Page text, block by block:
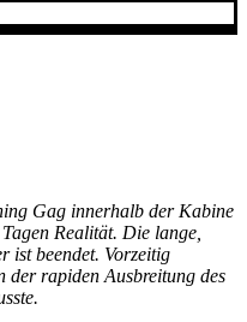
Gag innerhalb der Kabine
Realität. Die lange,
ist beendet. Vorzeitig
der rapiden Ausbreitung des